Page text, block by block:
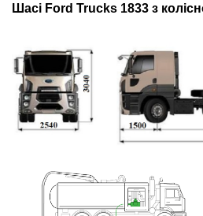
Шасі Ford Trucks 1833 з